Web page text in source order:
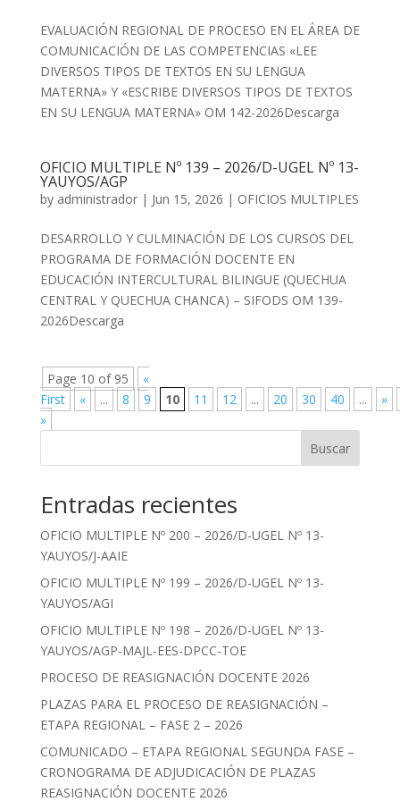
EVALUACIÓN REGIONAL DE PROCESO EN EL ÁREA DE
COMUNICACIÓN DE LAS COMPETENCIAS «LEE
DIVERSOS TIPOS DE TEXTOS EN SU LENGUA
MATERNA» Y «ESCRIBE DIVERSOS TIPOS DE TEXTOS
EN SU LENGUA MATERNA» OM 142-2026Descarga
OFICIO MULTIPLE Nº 139 – 2026/D-UGEL Nº 13-
YAUYOS/AGP
by administrador| Jun 15, 2026 | OFICIOS MULTIPLES
DESARROLLO Y CULMINACIÓN DE LOS CURSOS DEL
PROGRAMA DE FORMACIÓN DOCENTE EN
EDUCACIÓN INTERCULTURAL BILINGUE (QUECHUA
CENTRAL Y QUECHUA CHANCA) – SIFODS OM 139-
2026Descarga
Page 10 of 95
«
First
« ... 8 9 10 11 12 ... 20 30 40 ...
»
»
Buscar
Entradas recientes
OFICIO MULTIPLE Nº 200 – 2026/D-UGEL Nº 13-
YAUYOS/J-AAIE
OFICIO MULTIPLE Nº 199 – 2026/D-UGEL Nº 13-
YAUYOS/AGI
OFICIO MULTIPLE Nº 198 – 2026/D-UGEL Nº 13-
YAUYOS/AGP-MAJL-EES-DPCC-TOE
PROCESO DE REASIGNACIÓN DOCENTE 2026
PLAZAS PARA EL PROCESO DE REASIGNACIÓN –
ETAPA REGIONAL – FASE 2 – 2026
COMUNICADO – ETAPA REGIONAL SEGUNDA FASE –
CRONOGRAMA DE ADJUDICACIÓN DE PLAZAS
REASIGNACIÓN DOCENTE 2026